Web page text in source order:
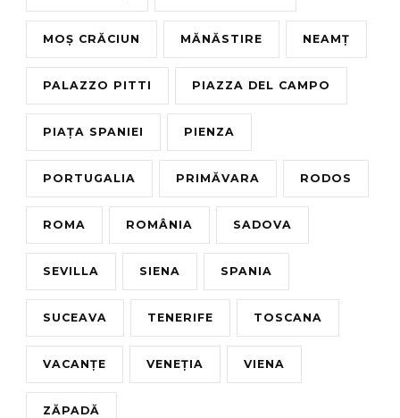
MOȘ CRĂCIUN MĂNĂSTIRE NEAMȚ
PALAZZO PITTI PIAZZA DEL CAMPO
PIAȚA SPANIEI PIENZA
PORTUGALIA PRIMĂVARA RODOS
ROMA ROMÂNIA SADOVA
SEVILLA SIENA SPANIA
SUCEAVA TENERIFE TOSCANA
VACANȚE VENEȚIA VIENA
ZĂPADĂ